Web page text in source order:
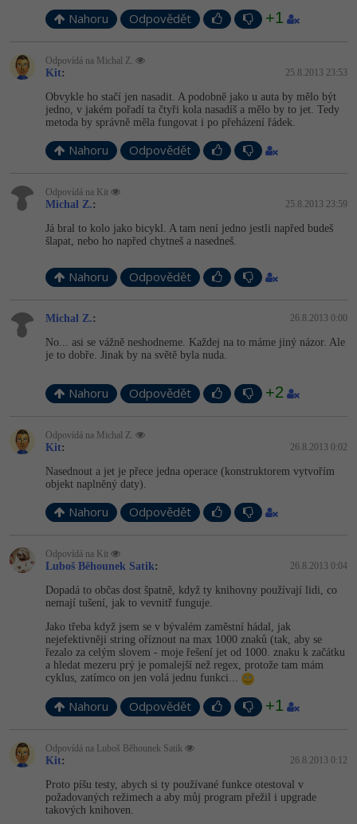
Nahoru Odpovědět +1
Odpovídá na Michal Z.
Kit: 25.8.2013 23:53
Obvykle ho stačí jen nasadit. A podobně jako u auta by mělo být
jedno, v jakém pořadí ta čtyři kola nasadíš a mělo by to jet. Tedy
metoda by správně měla fungovat i po přeházení řádek.
Nahoru Odpovědět
Odpovídá na Kit
Michal Z.: 25.8.2013 23:59
Já bral to kolo jako bicykl. A tam není jedno jestli napřed budeš
šlapat, nebo ho napřed chytneš a nasedneš.
Nahoru Odpovědět
Michal Z.: 26.8.2013 0:00
No... asi se vážně neshodneme. Každej na to máme jiný názor. Ale
je to dobře. Jinak by na světě byla nuda.
Nahoru Odpovědět +2
Odpovídá na Michal Z.
Kit: 26.8.2013 0:02
Nasednout a jet je přece jedna operace (konstruktorem vytvořím
objekt naplněný daty).
Nahoru Odpovědět
Odpovídá na Kit
Luboš Běhounek Satik: 26.8.2013 0:04
Dopadá to občas dost špatně, když ty knihovny používají lidi, co
nemají tušení, jak to vevnitř funguje.
Jako třeba když jsem se v bývalém zaměstní hádal, jak
nejefektivněji string oříznout na max 1000 znaků (tak, aby se
řezalo za celým slovem - moje řešení jet od 1000. znaku k začátku
a hledat mezeru prý je pomalejší než regex, protože tam mám
cyklus, zatímco on jen volá jednu funkci...
Nahoru Odpovědět +1
Odpovídá na Luboš Běhounek Satik
Kit: 26.8.2013 0:12
Proto píšu testy, abych si ty používané funkce otestoval v
požadovaných režimech a aby můj program přežil i upgrade
takových knihoven.